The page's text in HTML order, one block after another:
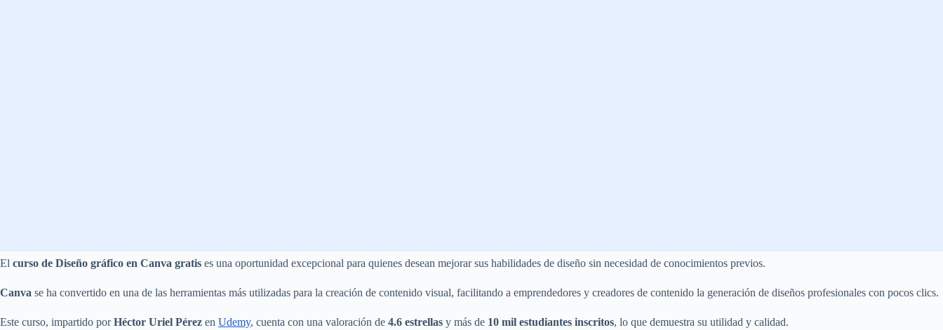
El curso de Diseño gráfico en Canva gratis es una oportunidad excepcional para quienes desean mejorar sus habilidades de diseño sin necesidad de conocimientos previos.
Canva se ha convertido en una de las herramientas más utilizadas para la creación de contenido visual, facilitando a emprendedores y creadores de contenido la generación de diseños profesionales con pocos clics.
Este curso, impartido porHéctor Uriel Pérez en Udemy, cuenta con una valoración de 4.6 estrellas y más de 10 mil estudiantes inscritos, lo que demuestra su utilidad y calidad.